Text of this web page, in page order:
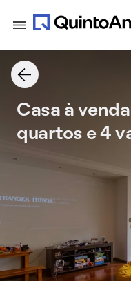
Casa à
quartos e 4